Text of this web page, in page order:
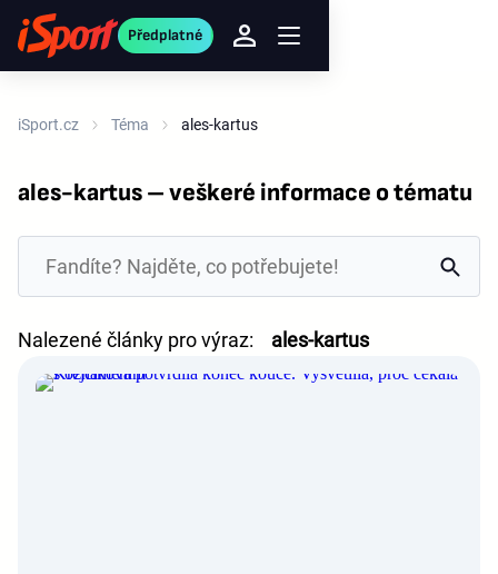
Předplatné
iSport.cz Téma ales-kartus
ales-kartus – veškeré informace o tématu
Nalezené články pro výraz: ales-kartus